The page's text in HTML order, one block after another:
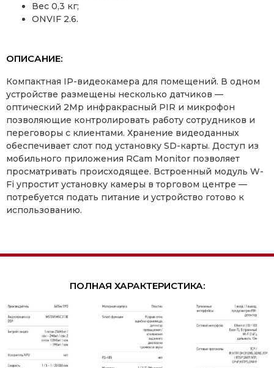
Вес 0,3 кг;
ONVIF 2.6.
ОПИСАНИЕ:
Компактная IP-видеокамера для помещений. В одном
устройстве размещены несколько датчиков —
оптический 2Mp инфракрасный PIR и микрофон
позволяющие контролировать работу сотрудников и
переговоры с клиентами. Хранение видеоданных
обеспечивает слот под установку SD-карты. Доступ из
мобильного приложения RCam Monitor позволяет
просматривать происходящее. Встроенный модуль W-
Fi упростит установку камеры в торговом центре —
потребуется подать питание и устройство готово к
использованию.
ПОЛНАЯ ХАРАКТЕРИСТИКА: